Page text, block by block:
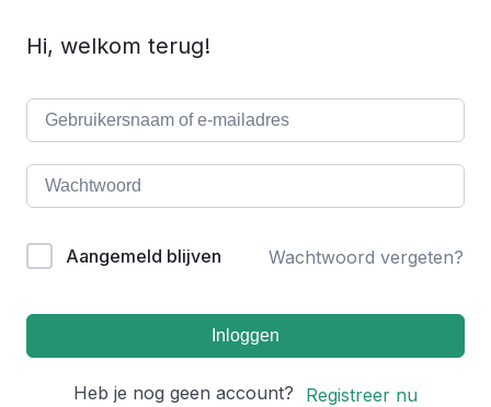
Hi, welkom terug!
Aangemeld blijven Wachtwoord vergeten?
Inloggen
Heb je nog geen account? Registreer nu